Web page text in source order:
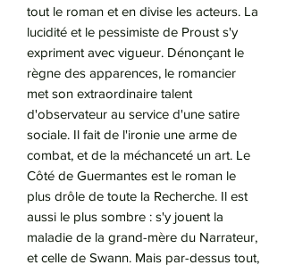
tout le roman et en divise les acteurs. La
lucidité et le pessimiste de Proust s'y
expriment avec vigueur. Dénonçant le
règne des apparences, le romancier
met son extraordinaire talent
d'observateur au service d'une satire
sociale. Il fait de l'ironie une arme de
combat, et de la méchanceté un art. Le
Côté de Guermantes est le roman le
plus drôle de toute la Recherche. Il est
aussi le plus sombre : s'y jouent la
maladie de la grand-mère du Narrateur,
et celle de Swann. Mais par-dessus tout,